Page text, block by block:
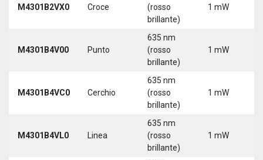
M4301B2VX0 Croce
(rosso
brillante)
1 mW
M4301B4V00 Punto
635 nm
(rosso
brillante)
1 mW
M4301B4VC0 Cerchio
635 nm
(rosso
brillante)
1 mW
M4301B4VL0 Linea
635 nm
(rosso
brillante)
1 mW